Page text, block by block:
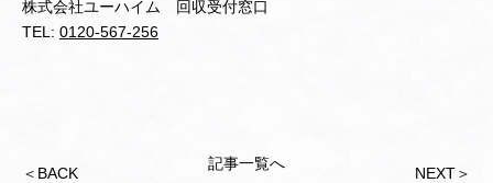
株式会社ユーハイム 回収受付窓口
TEL: 0120-567-256
記事一覧へ
Post
＜ BACK NEXT＞